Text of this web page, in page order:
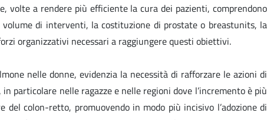
volte a rendere più efficiente la cura dei pazienti, comprendono
di interventi, la costituzione di prostate o breastunits, la
organizzativi necessari a raggiungere questi obiettivi.
nelle donne, evidenzia la necessità di rafforzare le azioni di
particolare nelle ragazze e nelle regioni dove l’incremento è più
colon-retto, promuovendo in modo più incisivo l’adozione di